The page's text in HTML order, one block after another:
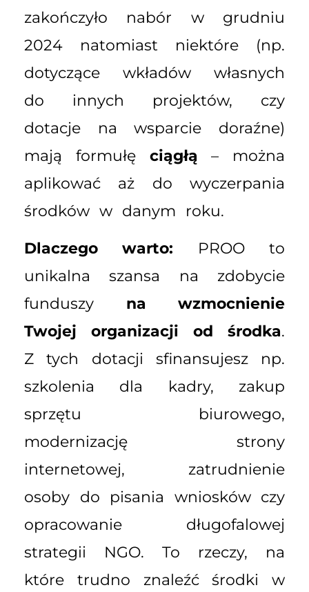
zakończyło nabór w grudniu
2024 natomiast niektóre (np.
dotyczące wkładów własnych
do innych projektów, czy
dotacje na wsparcie doraźne)
mają formułę ciągłą – można
aplikować aż do wyczerpania
środków w danym roku.
Dlaczego warto: PROO to
unikalna szansa na zdobycie
funduszy na wzmocnienie
Twojej organizacji od środka.
Z tych dotacji sfinansujesz np.
szkolenia dla kadry, zakup
sprzętu biurowego,
modernizację strony
internetowej, zatrudnienie
osoby do pisania wniosków czy
opracowanie długofalowej
strategii NGO. To rzeczy, na
które trudno znaleźć środki w